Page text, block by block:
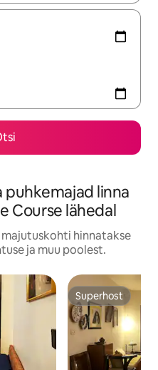
puhkemajad linna
Course lähedal
hinnatakse
ja muu poolest.
Superhost
Superhost